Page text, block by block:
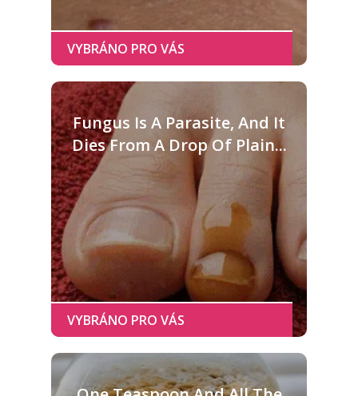
Fungus Is A Parasite, And It
Dies From A Drop Of Plain...